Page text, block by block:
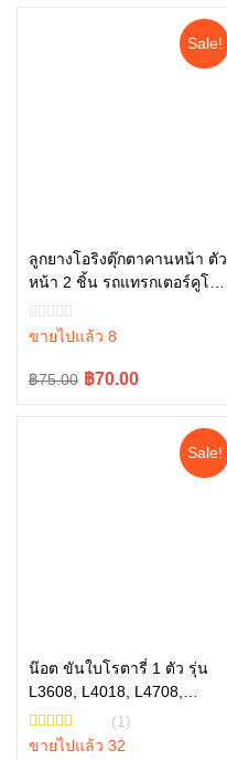
Sale!
ลูกยางโอริงตุ๊กตาคานหน้า ตัว
หน้า 2 ชิ้น รถแทรกเตอร์คูโบต้
า รุ่น L3608, L4018, L4708,
L5018 tc402-13680 = 2
ขายไปแล้ว 8
฿75.00
Original฿70.00
Current
หยิบใส่ตะกร้า
Sale!
น๊อต ขันใบโรตารี่ 1 ตัว รุ่น
L3608, L4018, L4708,
L5018
(1)
ขายไปแล้ว 32
หยิบใส่ตะกร้า